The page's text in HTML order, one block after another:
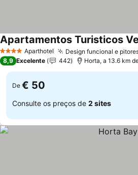
4 EstrelasAparthotel Design funcional e
Apartamentos Turisticos
8,9 Excelente 442 Horta, a 13.6 km
De € 50
Consulte os preços de 2 sites